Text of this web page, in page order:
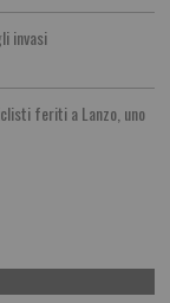
invasi
feriti a Lanzo, uno